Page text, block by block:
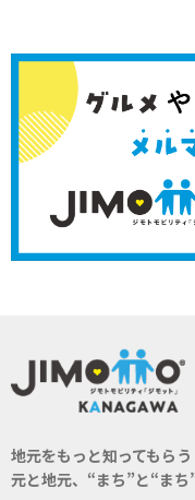
地元をもっと知ってもら
元と地元、“まち”と“ま